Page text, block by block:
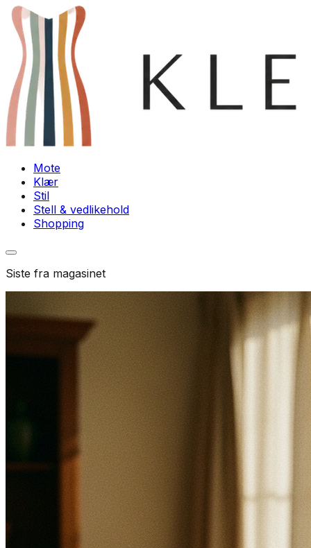
Mote
Klær
Stil
Stell & vedlikehold
Shopping
Siste fra magasinet